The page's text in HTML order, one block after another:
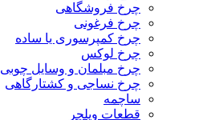
چرخ فروشگاهی
چرخ فرغونی
چرخ کمپرسوری یا ساده
چرخ لوکس
چرخ مبلمان و وسایل چوبی
چرخ نساجی و کشتارگاهی
ساچمه
قطعات ویلچر